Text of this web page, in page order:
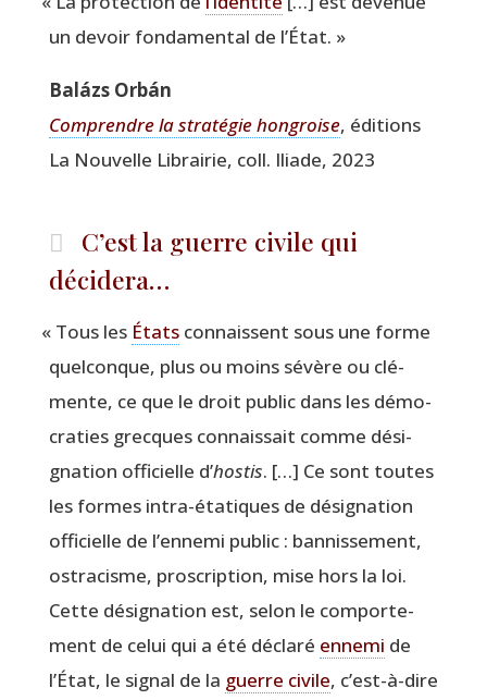
un devoir fon­da­men­tal de l’État. »
Balázs Orbán
Com­prendre la stra­té­gie hon­groise, édi­tions
La Nou­velle Librai­rie, coll. Iliade, 2023
C’est la guerre civile qui
décidera…
« Tous les États connaissent sous une forme
quel­conque, plus ou moins sévère ou clé­
mente, ce que le droit public dans les démo­
cra­ties grecques connais­sait comme dési­
gna­tion offi­cielle d’hos­tis. […] Ce sont toutes
les formes intra-éta­tiques de dési­gna­tion
offi­cielle de l’ennemi public : ban­nis­se­ment,
ostra­cisme, pros­crip­tion, mise hors la loi.
Cette dési­gna­tion est, selon le com­por­te­
ment de celui qui a été décla­ré enne­mi de
l’État, le signal de la guerre civile, c’est-à-dire